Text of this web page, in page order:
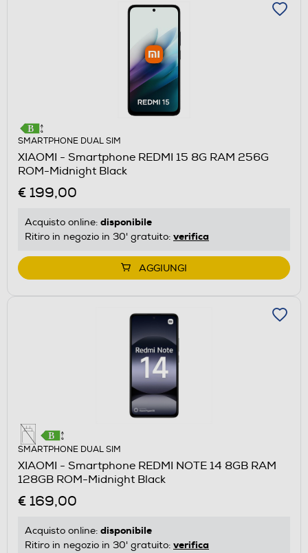
SMARTPHONE DUAL SIM
XIAOMI - Smartphone REDMI 15 8G RAM 256G
ROM-Midnight Black
€ 199,00
Acquisto online: disponibile
Ritiro in negozio in 30' gratuito: verifica
AGGIUNGI
SMARTPHONE DUAL SIM
XIAOMI - Smartphone REDMI NOTE 14 8GB RAM
128GB ROM-Midnight Black
€ 169,00
Acquisto online: disponibile
Ritiro in negozio in 30' gratuito: verifica